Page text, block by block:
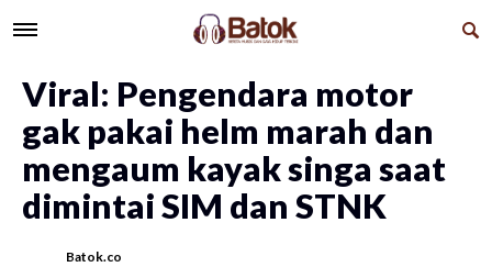
Viral: Pengendara motor
gak pakai helm marah dan
mengaum kayak singa saat
dimintai SIM dan STNK
Batok.co